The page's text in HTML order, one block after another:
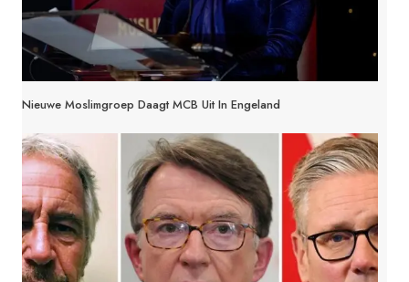
Nieuwe Moslimgroep Daagt MCB Uit In Engeland